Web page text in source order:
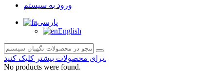
ورود به سیستم
پارسی
English
برای محصولات بیشتر کلیک کنید.
No products were found.